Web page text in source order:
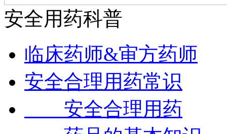
安全用药科普
临床药师&审方药师
安全合理用药常识
安全合理用药